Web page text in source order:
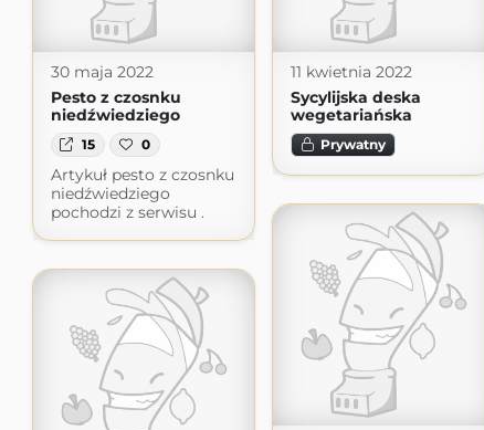
30 maja 2022
Pesto z czosnku
niedźwiedziego
15 0
Artykuł pesto z czosnku
niedźwiedziego
pochodzi z serwisu .
11 kwietnia 2022
Sycylijska deska
wegetariańska
Prywatny